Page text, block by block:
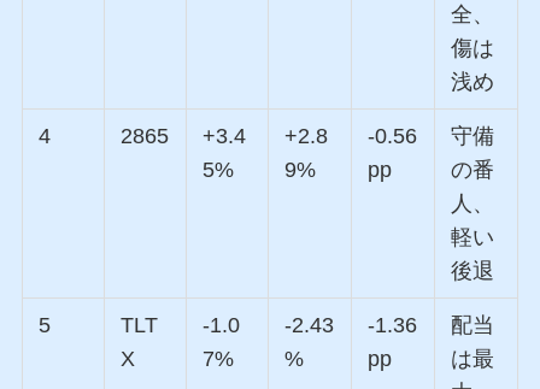
全、
傷は
浅め
4 2865
+3.4
5%
+2.8
9%
-0.56
pp
守備
の番
人、
軽い
後退
5
TLT
X
-1.0
7%
-2.43
%
-1.36
pp
配当
は最